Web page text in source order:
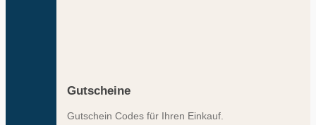
Gutscheine
Gutschein Codes für Ihren Einkauf.